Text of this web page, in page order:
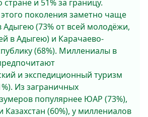
и 51% за границу.
поколения заметно чаще
Адыгею (73% от всей молодёжи,
в Адыгею) и Карачаево-
(68%). Миллениалы в
и экспедиционный туризм
Из заграничных
популярнее ЮАР (73%),
Казахстан (60%), у миллениалов